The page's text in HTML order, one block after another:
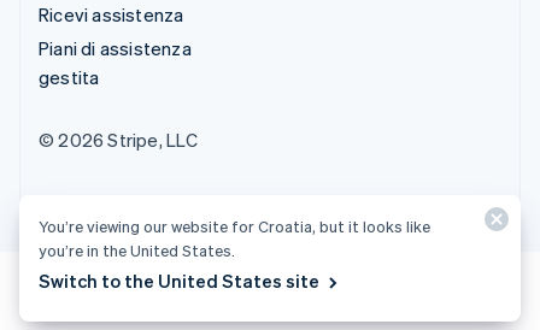
Ricevi assistenza
Piani di assistenza
gestita
© 2026 Stripe, LLC
You’re viewing our website for Croatia, but it looks like
you’re in the United States.
Switch to the United States site